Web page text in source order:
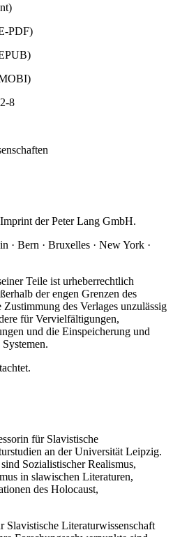
PDF)
8
der Peter Lang GmbH.
· Bern · Bruxelles · New York ·
Teile ist urheberrechtlich
der engen Grenzen des
Zustimmung des Verlages unzulässig
für Vervielfältigungen,
und die Einspeicherung und
für Slavistische
an der Universität Leipzig.
Sozialistischer Realismus,
in slawischen Literaturen,
des Holocaust,
Slavistische Literaturwissenschaft